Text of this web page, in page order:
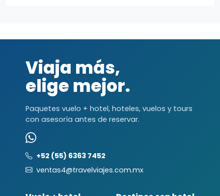
Viaja más,
elige mejor.
Paquetes vuelo + hotel, hoteles, vuelos y tours
con asesoría antes de reservar.
+52 (55) 6363 7452
ventas4@travelviajes.com.mx